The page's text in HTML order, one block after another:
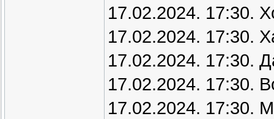
17.02.2024. 17:30.
17.02.2024. 17:30.
17.02.2024. 17:30.
17.02.2024. 17:30.
17.02.2024. 17:30.